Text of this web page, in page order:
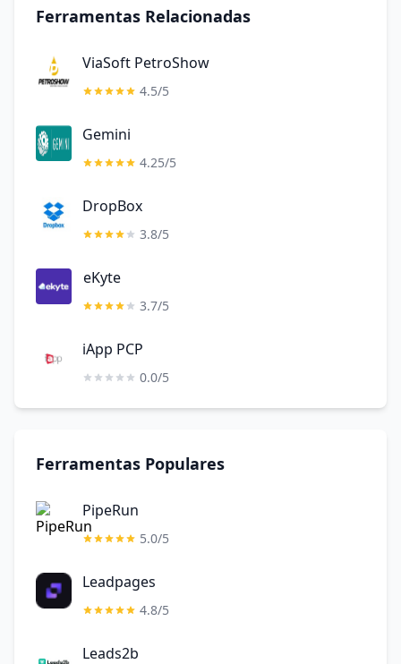
Ferramentas Relacionadas
ViaSoft PetroShow
4.5/5
Gemini
4.25/5
DropBox
3.8/5
eKyte
3.7/5
iApp PCP
0.0/5
Ferramentas Populares
PipeRun
5.0/5
Leadpages
4.8/5
Leads2b